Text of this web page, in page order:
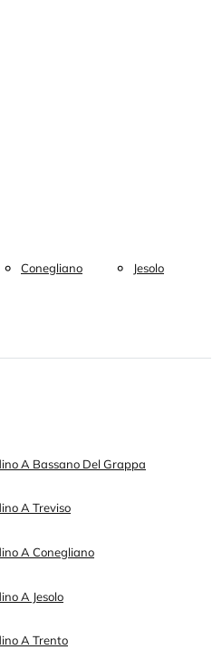
Conegliano Jesolo
A Bassano Del Grappa
A Treviso
A Conegliano
A Jesolo
A Trento